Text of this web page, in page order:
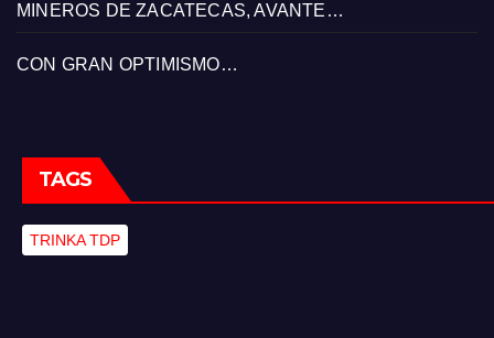
MINEROS DE ZACATECAS, AVANTE…
CON GRAN OPTIMISMO…
TAGS
TRINKA TDP